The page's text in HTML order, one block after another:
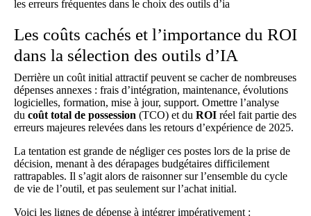
les erreurs fréquentes dans le choix des outils d’ia
Les coûts cachés et l’importance du ROI
dans la sélection des outils d’IA
Derrière un coût initial attractif peuvent se cacher de nombreuses
dépenses annexes : frais d’intégration, maintenance, évolutions
logicielles, formation, mise à jour, support. Omettre l’analyse
du coût total de possession (TCO) et du ROI réel fait partie des
erreurs majeures relevées dans les retours d’expérience de 2025.
La tentation est grande de négliger ces postes lors de la prise de
décision, menant à des dérapages budgétaires difficilement
rattrapables. Il s’agit alors de raisonner sur l’ensemble du cycle
de vie de l’outil, et pas seulement sur l’achat initial.
Voici les lignes de dépense à intégrer impérativement :